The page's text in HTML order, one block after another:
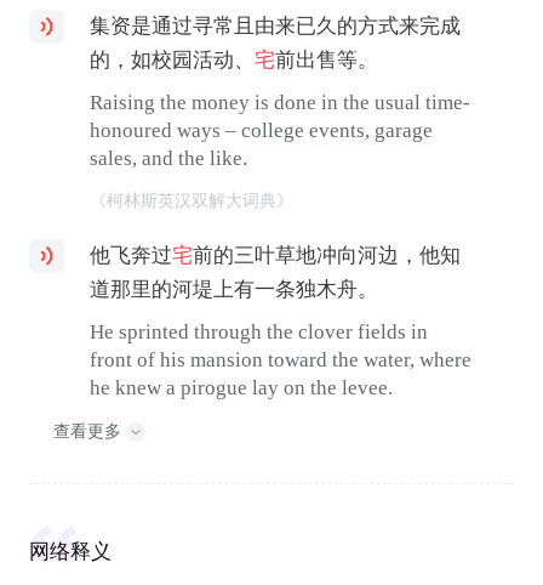
集资是通过寻常且由来已久的方式来完成
的，如校园活动、宅前出售等。
Raising the money is done in the usual time-
honoured ways – college events, garage
sales, and the like.
《柯林斯英汉双解大词典》
他飞奔过宅前的三叶草地冲向河边，他知
道那里的河堤上有一条独木舟。
He sprinted through the clover fields in
front of his mansion toward the water, where
he knew a pirogue lay on the levee.
查看更多
网络释义